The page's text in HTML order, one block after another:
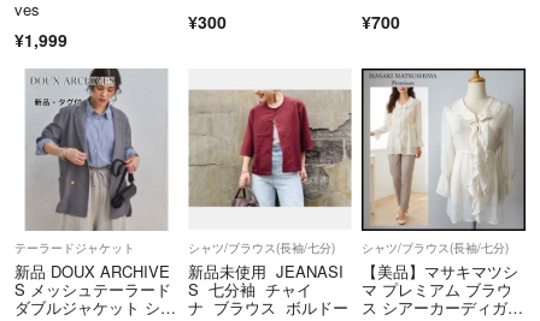
ves
¥1,999
¥300 ¥700
テーラードジャケット
新品 DOUX ARCHIVE
S メッシュテーラード
ダブルジャケット シア
シャツ/ブラウス(長袖/七分)
新品未使用 JEANASI
S 七分袖 チャイ
ナ ブラウス ボルドー
シャツ/ブラウス(長袖/七分)
【美品】マサキマツシ
マ プレミアム ブラウ
ス シアーカーディガ